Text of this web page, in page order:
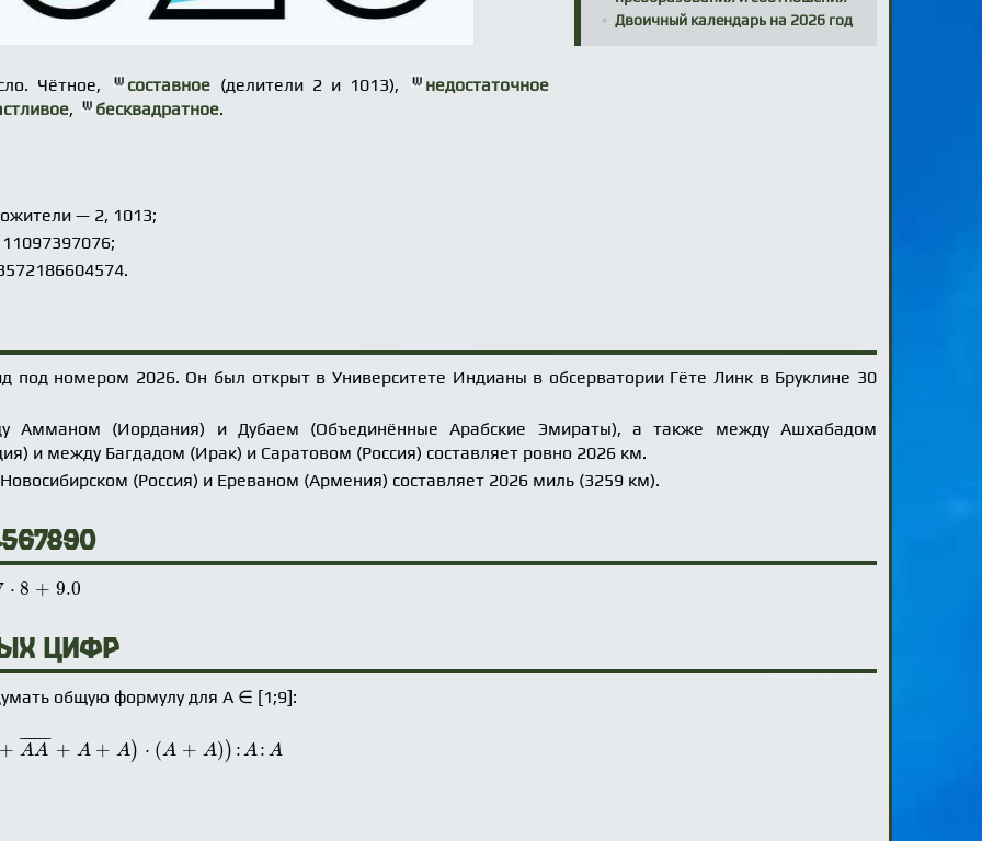
Двоичный календарь на 2026 год
Чётное, составное (делители 2 и 1013),
недостаточное
, бесквадратное.
— 2, 1013;
под номером 2026. Он был открыт в Университете Индианы в обсерватории Гёте Линк в Бруклине 30
Амманом (Иордания) и Дубаем (Объединённые Арабские Эмираты), а также между Ашхабадом
и между Багдадом (Ирак) и Саратовом (Россия) составляет ровно 2026 км.
(Россия) и Ереваном (Армения) составляет 2026 миль (3259 км).
⋅ 8 + 9.0
цифр
общую формулу для А ∈ [1;9]:
+ ¯¯¯¯¯¯
AA + A + A) ⋅ (A + A)) : A: A
+A)⋅( A) A